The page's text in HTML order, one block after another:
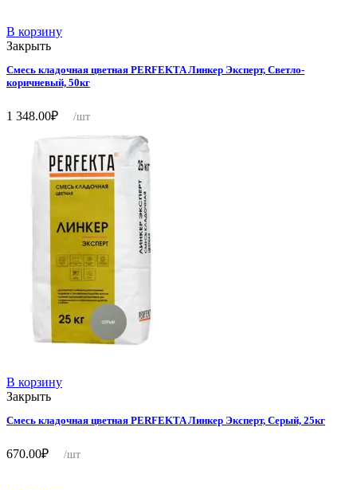
В корзину
Закрыть
Смесь кладочная цветная PERFEKTA Линкер Эксперт, Светло-
коричневый, 50кг
1 348.00₽ /шт
В корзину
Закрыть
Смесь кладочная цветная PERFEKTA Линкер Эксперт, Серый, 25кг
670.00₽ /шт